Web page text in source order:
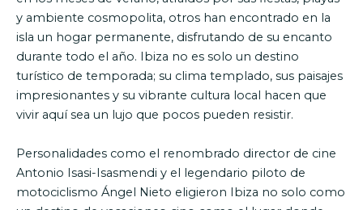
y ambiente cosmopolita, otros han encontrado en la
isla un hogar permanente, disfrutando de su encanto
durante todo el año. Ibiza no es solo un destino
turístico de temporada; su clima templado, sus paisajes
impresionantes y su vibrante cultura local hacen que
vivir aquí sea un lujo que pocos pueden resistir.
Personalidades como el renombrado director de cine
Antonio Isasi-Isasmendi y el legendario piloto de
motociclismo Ángel Nieto eligieron Ibiza no solo como